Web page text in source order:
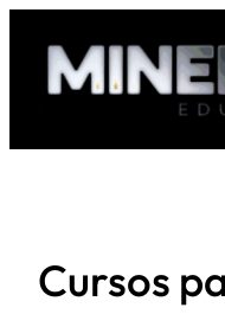
Cursos